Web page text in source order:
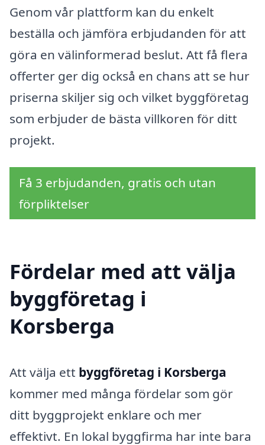
Genom vår plattform kan du enkelt
beställa och jämföra erbjudanden för att
göra en välinformerad beslut. Att få flera
offerter ger dig också en chans att se hur
priserna skiljer sig och vilket byggföretag
som erbjuder de bästa villkoren för ditt
projekt.
Få 3 erbjudanden, gratis och utan
förpliktelser
Fördelar med att välja
byggföretag i
Korsberga
Att välja ett byggföretag i Korsberga
kommer med många fördelar som gör
ditt byggprojekt enklare och mer
effektivt. En lokal byggfirma har inte bara